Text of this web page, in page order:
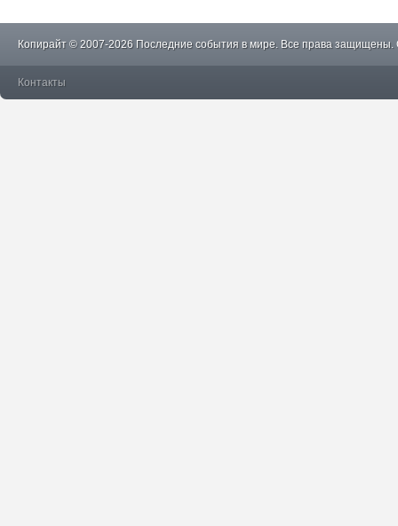
Копирайт © 2007-2026 Последние события в мире. Все права защищены.
Контакты